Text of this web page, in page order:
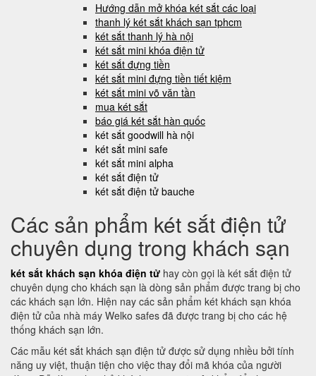
Hướng dẫn mở khóa két sắt các loại
thanh lý két sắt khách sạn tphcm
két sắt thanh lý hà nội
két sắt mini khóa điện tử
két sắt đựng tiền
két sắt mini đựng tiền tiết kiệm
két sắt mini võ văn tần
mua két sắt
báo giá két sắt hàn quốc
két sắt goodwill hà nội
két sắt mini safe
két sắt mini alpha
két sắt điện tử
két sắt điện tử bauche
Các sản phẩm két sắt điện tử
chuyên dụng trong khách sạn
két sắt khách sạn khóa điện tử hay còn gọi là két sắt điện tử
chuyên dụng cho khách sạn là dòng sản phẩm được trang bị cho
các khách sạn lớn. Hiện nay các sản phẩm két khách sạn khóa
điện tử của nhà máy Welko safes đã được trang bị cho các hệ
thống khách sạn lớn.
Các mẫu két sắt khách sạn điện tử được sử dụng nhiều bởi tính
năng uy việt, thuận tiện cho việc thay đổi mã khóa của người